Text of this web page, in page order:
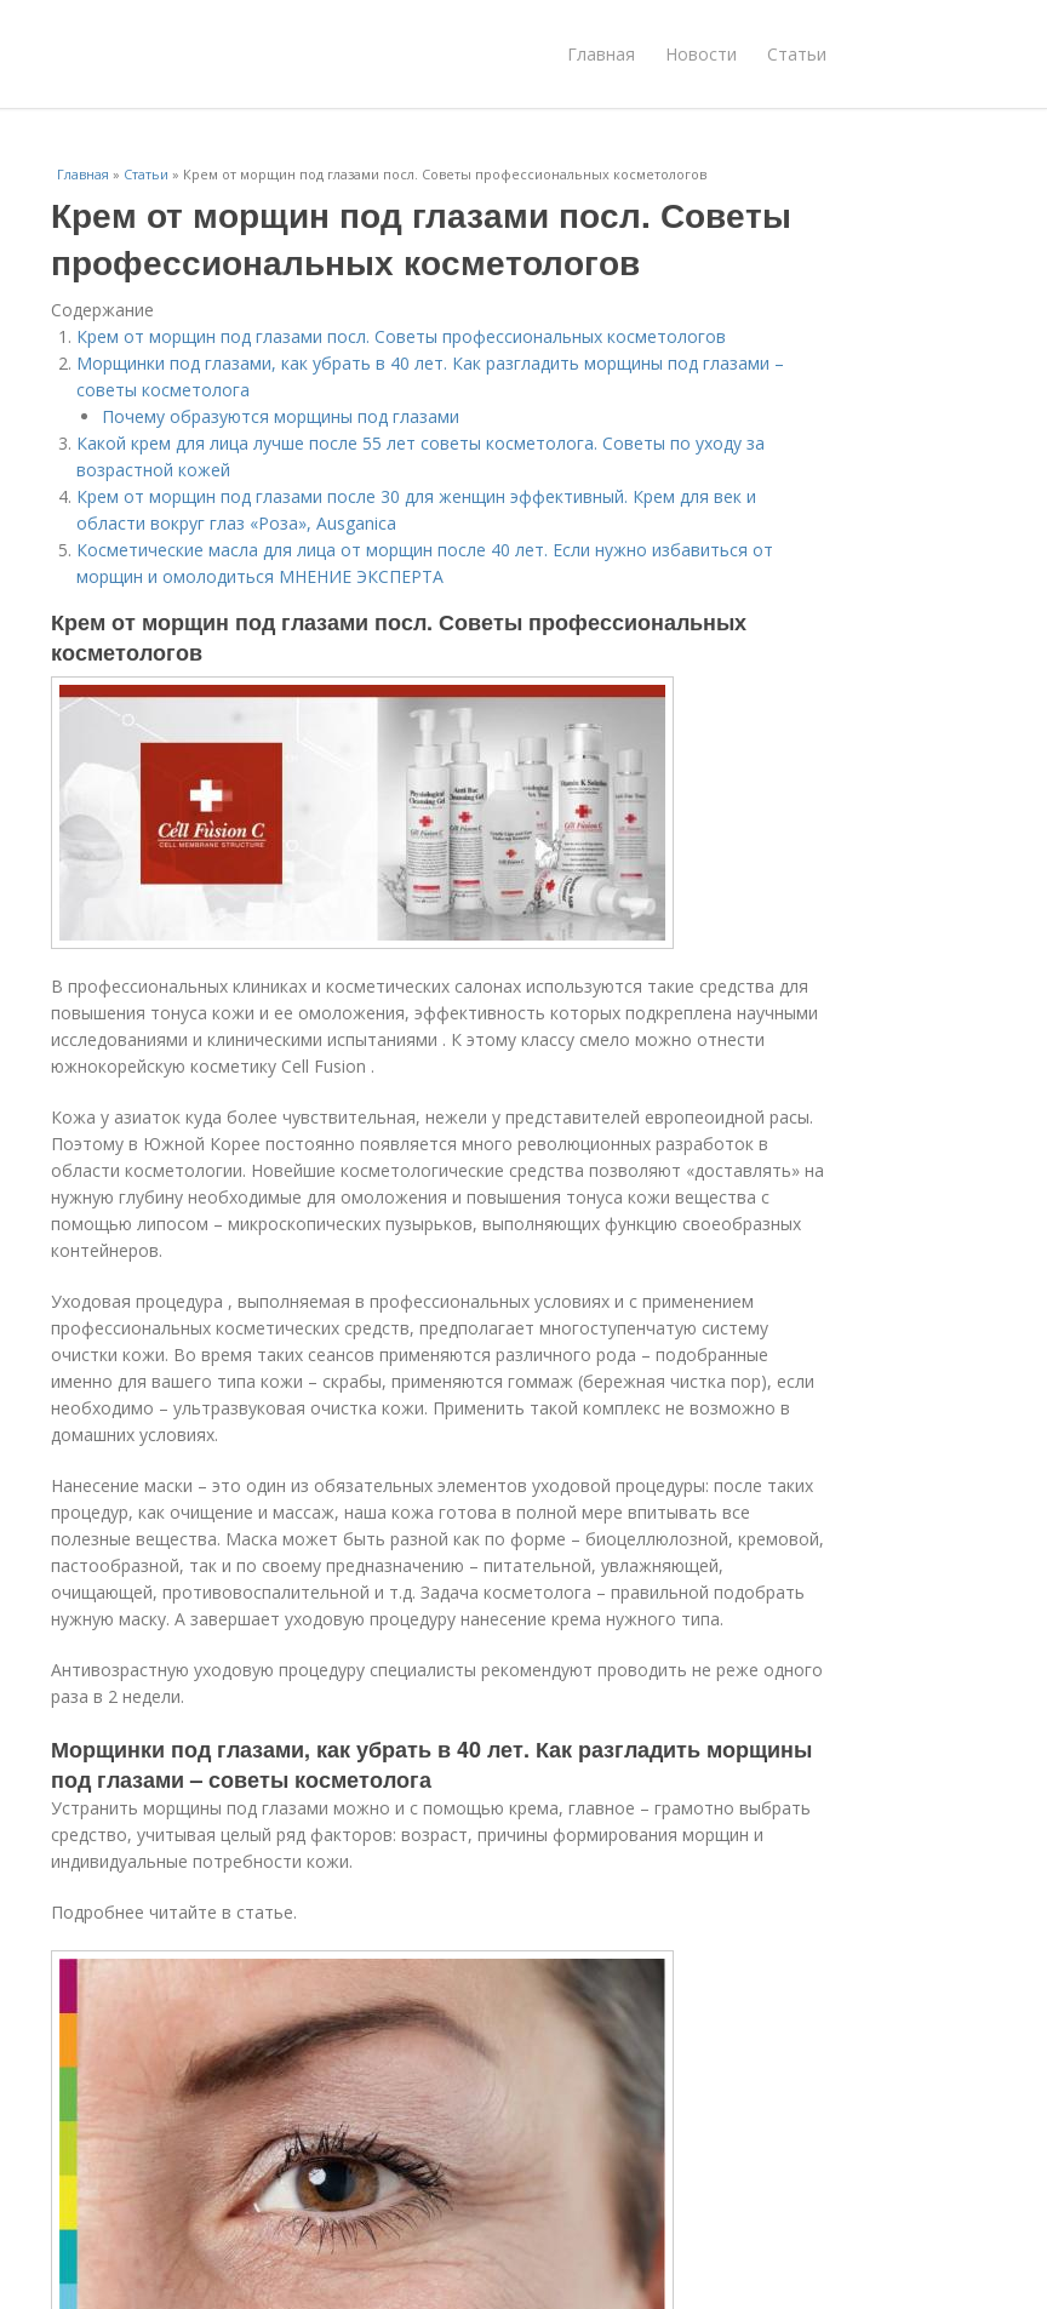
Главная Новости Статьи
Главная » Статьи » Крем от морщин под глазами посл. Советы профессиональных косметологов
Крем от морщин под глазами посл. Советы
профессиональных косметологов
Содержание
Крем от морщин под глазами посл. Советы профессиональных косметологов
Морщинки под глазами, как убрать в 40 лет. Как разгладить морщины под глазами –
советы косметолога
Почему образуются морщины под глазами
Какой крем для лица лучше после 55 лет советы косметолога. Советы по уходу за
возрастной кожей
Крем от морщин под глазами после 30 для женщин эффективный. Крем для век и
области вокруг глаз «Роза», Ausganica
Косметические масла для лица от морщин после 40 лет. Если нужно избавиться от
морщин и омолодиться МНЕНИЕ ЭКСПЕРТА
Крем от морщин под глазами посл. Советы профессиональных
косметологов
В профессиональных клиниках и косметических салонах используются такие средства для
повышения тонуса кожи и ее омоложения, эффективность которых подкреплена научными
исследованиями и клиническими испытаниями . К этому классу смело можно отнести
южнокорейскую косметику Cell Fusion .
Кожа у азиаток куда более чувствительная, нежели у представителей европеоидной расы.
Поэтому в Южной Корее постоянно появляется много революционных разработок в
области косметологии. Новейшие косметологические средства позволяют «доставлять» на
нужную глубину необходимые для омоложения и повышения тонуса кожи вещества с
помощью липосом – микроскопических пузырьков, выполняющих функцию своеобразных
контейнеров.
Уходовая процедура , выполняемая в профессиональных условиях и с применением
профессиональных косметических средств, предполагает многоступенчатую систему
очистки кожи. Во время таких сеансов применяются различного рода – подобранные
именно для вашего типа кожи – скрабы, применяются гоммаж (бережная чистка пор), если
необходимо – ультразвуковая очистка кожи. Применить такой комплекс не возможно в
домашних условиях.
Нанесение маски – это один из обязательных элементов уходовой процедуры: после таких
процедур, как очищение и массаж, наша кожа готова в полной мере впитывать все
полезные вещества. Маска может быть разной как по форме – биоцеллюлозной, кремовой,
пастообразной, так и по своему предназначению – питательной, увлажняющей,
очищающей, противовоспалительной и т.д. Задача косметолога – правильной подобрать
нужную маску. А завершает уходовую процедуру нанесение крема нужного типа.
Антивозрастную уходовую процедуру специалисты рекомендуют проводить не реже одного
раза в 2 недели.
Морщинки под глазами, как убрать в 40 лет. Как разгладить морщины
под глазами – советы косметолога
Устранить морщины под глазами можно и с помощью крема, главное – грамотно выбрать
средство, учитывая целый ряд факторов: возраст, причины формирования морщин и
индивидуальные потребности кожи.
Подробнее читайте в статье.